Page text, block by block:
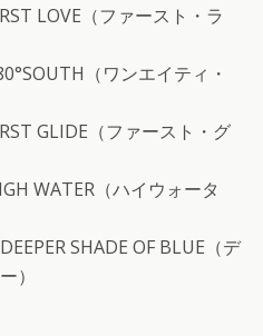
LOVE（ファースト・ラ
（ワンエイティ・
GLIDE（ファースト・グ
WATER（ハイウォータ
SHADE OF BLUE（デ
）